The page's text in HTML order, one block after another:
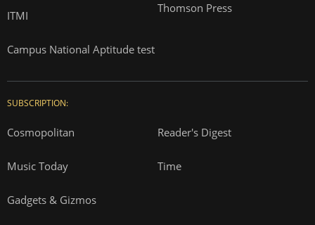
ITMI
Campus National Aptitude test
Thomson Press
SUBSCRIPTION:
Cosmopolitan Reader's Digest
Music Today Time
Gadgets & Gizmos